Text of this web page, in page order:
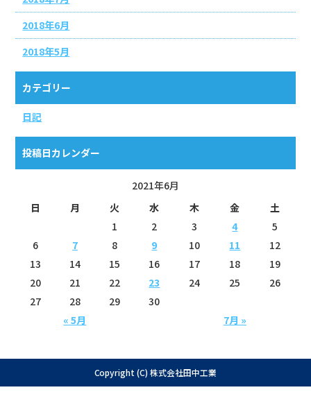
2018年6月
2018年5月
カテゴリー
日記
投稿日カレンダー
2021年6月
日
月 火 水 木 金 土
« 5月 7月 »
1 2 3 4
5
6
7 8 9 10 11
12
13
14 15 16 17 18
19
20
21 22 23 24 25
26
27
28 29 30
Copyright (C) 株式会社田中工業